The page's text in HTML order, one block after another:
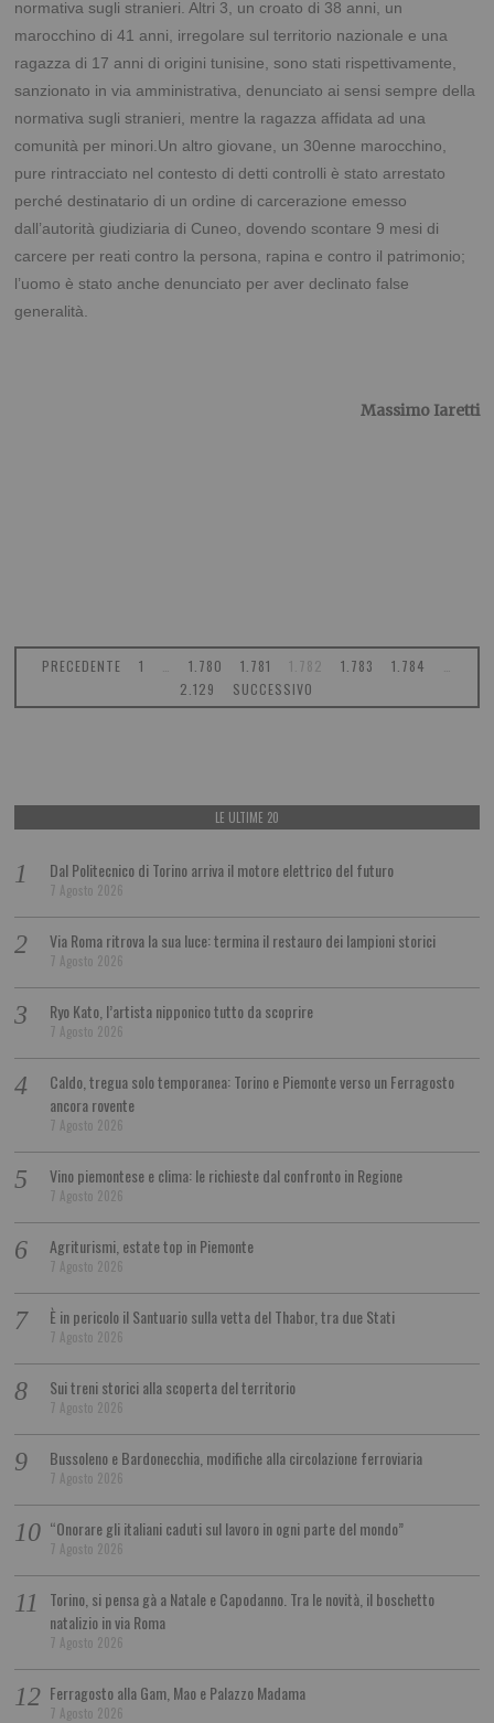
normativa sugli stranieri. Altri 3, un croato di 38 anni, un
marocchino di 41 anni, irregolare sul territorio nazionale e una
ragazza di 17 anni di origini tunisine, sono stati rispettivamente,
sanzionato in via amministrativa, denunciato ai sensi sempre della
normativa sugli stranieri, mentre la ragazza affidata ad una
comunità per minori.Un altro giovane, un 30enne marocchino,
pure rintracciato nel contesto di detti controlli è stato arrestato
perché destinatario di un ordine di carcerazione emesso
dall’autorità giudiziaria di Cuneo, dovendo scontare 9 mesi di
carcere per reati contro la persona, rapina e contro il patrimonio;
l’uomo è stato anche denunciato per aver declinato false
generalità.
Massimo Iaretti
PRECEDENTE 1 1.780 1.781 1.782 1.783 1.784
2.129
SUCCESSIVO
LE ULTIME 20
Dal Politecnico di Torino arriva il motore elettrico del futuro
7 Agosto 2026
Via Roma ritrova la sua luce: termina il restauro dei lampioni storici
7 Agosto 2026
Ryo Kato, l’artista nipponico tutto da scoprire
7 Agosto 2026
Caldo, tregua solo temporanea: Torino e Piemonte verso un Ferragosto
ancora rovente
7 Agosto 2026
Vino piemontese e clima: le richieste dal confronto in Regione
7 Agosto 2026
Agriturismi, estate top in Piemonte
7 Agosto 2026
È in pericolo il Santuario sulla vetta del Thabor, tra due Stati
7 Agosto 2026
Sui treni storici alla scoperta del territorio
7 Agosto 2026
Bussoleno e Bardonecchia, modifiche alla circolazione ferroviaria
7 Agosto 2026
“Onorare gli italiani caduti sul lavoro in ogni parte del mondo”
7 Agosto 2026
Torino, si pensa gà a Natale e Capodanno. Tra le novità, il boschetto
natalizio in via Roma
7 Agosto 2026
Ferragosto alla Gam, Mao e Palazzo Madama
7 Agosto 2026